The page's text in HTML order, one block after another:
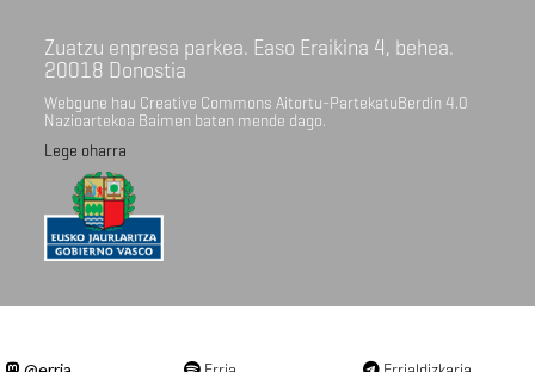
Zuatzu enpresa parkea. Easo Eraikina 4, behea.
20018 Donostia
Webgune hau Creative Commons Aitortu-PartekatuBerdin 4.0
Nazioartekoa Baimen baten mende dago.
Lege oharra